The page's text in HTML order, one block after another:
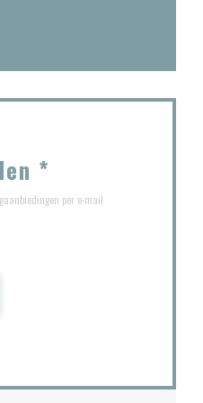
*
per e-mail